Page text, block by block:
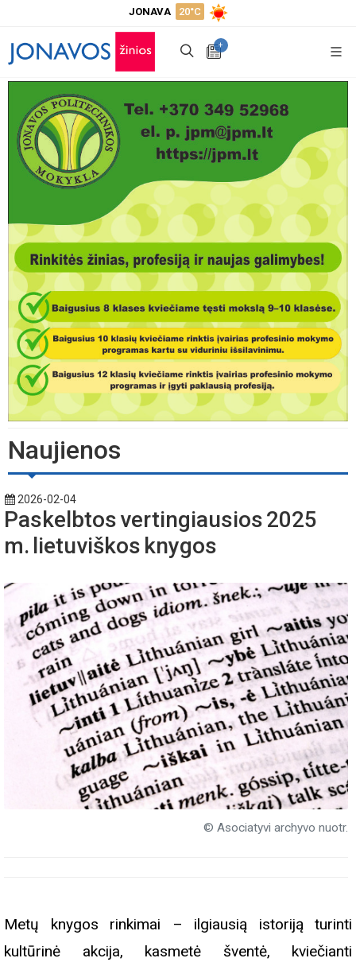
JONAVA 20°C
+
Naujienos
2026-02-04
Paskelbtos vertingiausios 2025
m. lietuviškos knygos
© Asociatyvi archyvo nuotr.
Metų knygos rinkimai – ilgiausią istoriją turinti
kultūrinė akcija, kasmetė šventė, kviečianti